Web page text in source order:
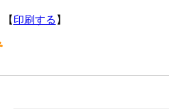
【 印刷する 】